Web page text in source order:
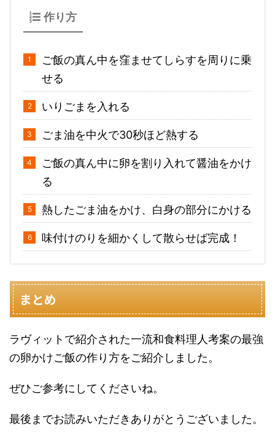
作り方
ご飯の真ん中を窪ませてしらすを周りに乗
せる
いりごまを入れる
ごま油を中火で30秒ほど熱する
ご飯の真ん中に卵を割り入れて醤油をかけ
る
熱したごま油をかけ、白身の部分にかける
味付けのりを細かくして散らせば完成！
まとめ
ラヴィットで紹介された一流和食料理人考案の最強
の卵かけご飯の作り方をご紹介しました。
ぜひご参考にしてくださいね。
最後までお読みいただきありがとうございました。